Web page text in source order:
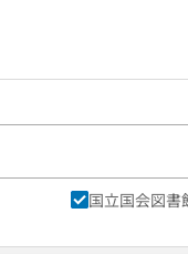
国立国会図書